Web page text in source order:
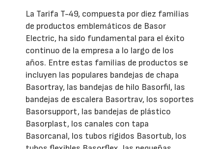
La Tarifa T-49, compuesta por diez familias
de productos emblemáticos de Basor
Electric, ha sido fundamental para el éxito
continuo de la empresa a lo largo de los
años. Entre estas familias de productos se
incluyen las populares bandejas de chapa
Basortray, las bandejas de hilo Basorfil, las
bandejas de escalera Basortrav, los soportes
Basorsupport, las bandejas de plástico
Basorplast, los canales con tapa
Basorcanal, los tubos rígidos Basortub, los